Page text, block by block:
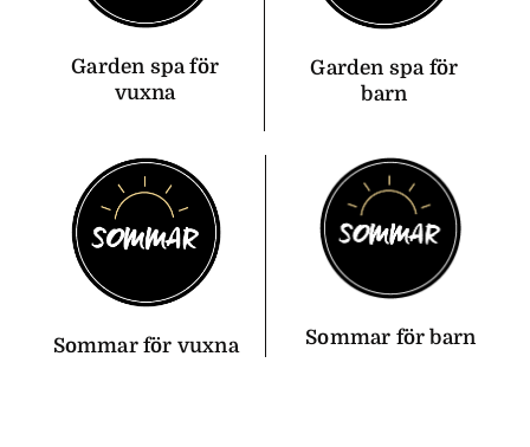
Garden spa för
vuxna
Garden spa för
barn
Sommar för vuxna Sommar för barn